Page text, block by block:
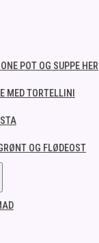
POT OG SUPPE HER
MED TORTELLINI
OG FLØDEOST